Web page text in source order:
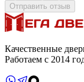
Отправить отзыв
Качественные
Работаем с 2014